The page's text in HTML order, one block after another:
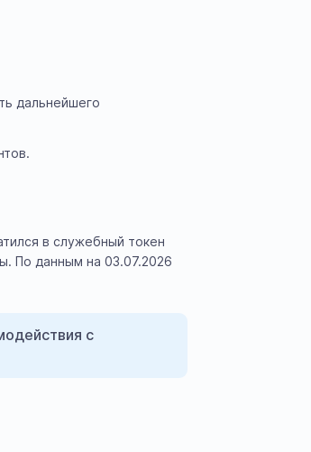
дальнейшего
в служебный токен
По данным на 03.07.2026
с